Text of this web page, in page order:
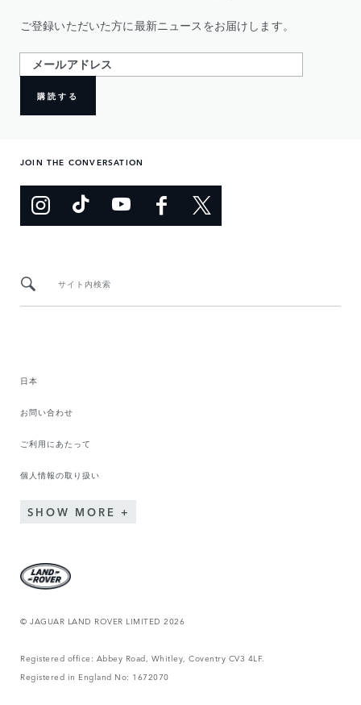
ご登録いただいた方に最新ニュースをお届けします。
購読する
JOIN THE CONVERSATION
サイト内検索
日本
お問い合わせ
ご利用にあたって
個人情報の取り扱い
SHOW MORE
© JAGUAR LAND ROVER LIMITED 2026
Registered office: Abbey Road, Whitley, Coventry CV3 4LF.
Registered in England No: 1672070